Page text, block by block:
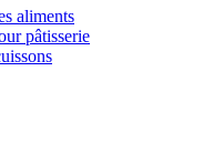
aliments
pâtisserie